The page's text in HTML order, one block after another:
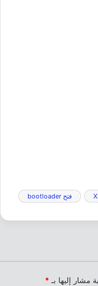
فتح bootloader
مشار إليها بـ *